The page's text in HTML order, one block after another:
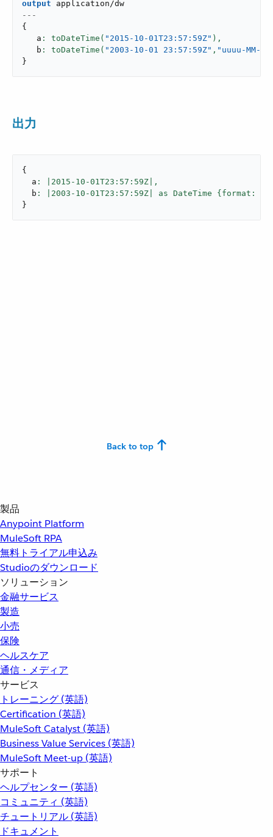
output
application/dw
---
{
   a
: toDateTime( "2015-10-01T23:57:59Z" ),
   b
: toDateTime( "2003-10-01 23:57:59Z" , "uuuu-MM-
}
出力
{
  a
: | 2015 - 10 -01T23: 57 :59Z|,
  b
: | 2003 - 10 -01T23: 57 :59Z| as DateTime {format:
}
Back to top
製品
Anypoint Platform
MuleSoft RPA
無料トライアル申込み
Studioのダウンロード
ソリューション
金融サービス
製造
小売
保険
ヘルスケア
通信・メディア
サービス
トレーニング (英語)
Certification (英語)
MuleSoft Catalyst (英語)
Business Value Services (英語)
MuleSoft Meet-up (英語)
サポート
ヘルプセンター (英語)
コミュニティ (英語)
チュートリアル (英語)
ドキュメント